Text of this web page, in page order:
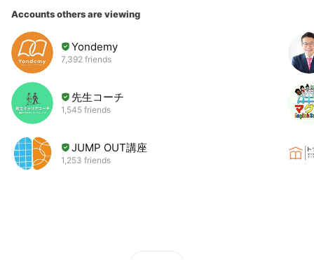
Accounts others are viewing
Yondemy
7,392 friends
先生コーチ
1,545 friends
JUMP OUT講座
1,253 friends